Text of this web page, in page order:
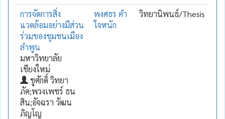
การจัดการสิ่ง
แวดล้อมอย่างมีส่วน
ร่วมของชุมชนเมือง
ลำพูน
มหาวิทยาลัย
เชียงใหม่
ชูศักดิ์ วิทยา
ภัค;พวงเพชร์ ธน
สิน;อัจฉรา วัฒน
ภิญโญ
พงศธร คำ
ใจหนัก
วิทยานิพนธ์/Thesis